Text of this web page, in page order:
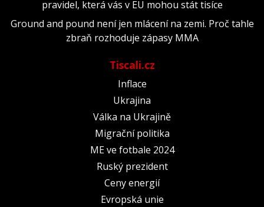
pravidel, která vás v EU mohou stát tisíce
Ground and pound není jen mlácení na zemi. Proč tahle
zbraň rozhoduje zápasy MMA
Tiscali.cz
Inflace
Ukrajina
Válka na Ukrajině
Migrační politika
ME ve fotbale 2024
Ruský prezident
Ceny energií
Evropská unie